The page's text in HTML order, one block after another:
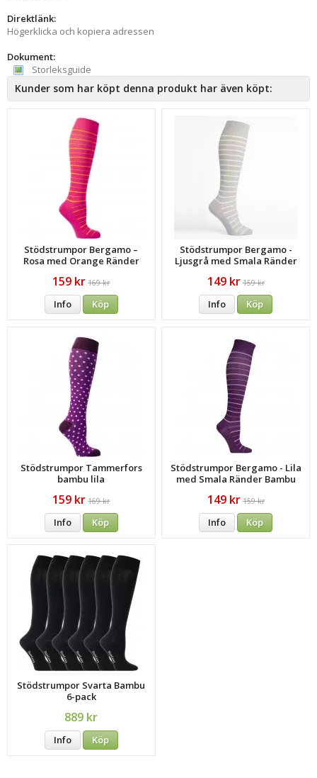
Direktlänk:
Högerklicka och kopiera adressen
Dokument:
Storleksguide
Kunder som har köpt denna produkt har även köpt:
Stödstrumpor Bergamo –
Rosa med Orange Ränder
159 kr 169 kr
Info Köp
Stödstrumpor Bergamo -
Ljusgrå med Smala Ränder
149 kr 159 kr
Info Köp
Stödstrumpor Tammerfors
bambu lila
159 kr 169 kr
Info Köp
Stödstrumpor Bergamo - Lila
med Smala Ränder Bambu
149 kr 159 kr
Info Köp
Stödstrumpor Svarta Bambu
6-pack
889 kr
Info Köp